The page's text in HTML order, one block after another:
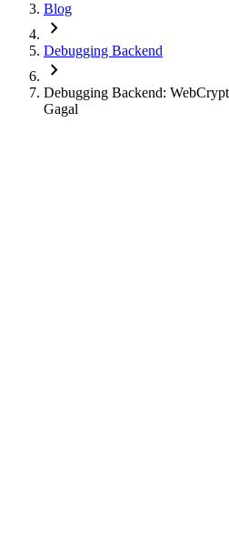
Blog
chevron_right
Debugging Backend
chevron_right
Debugging Backend:
Gagal